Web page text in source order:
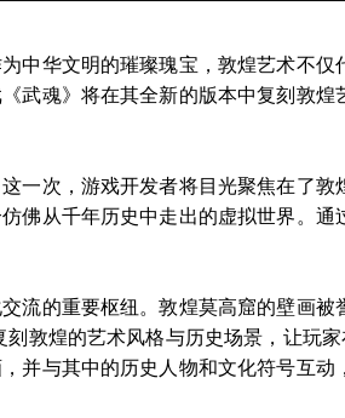
中华文明的璀璨瑰宝，敦煌艺术不仅
武魂》将在其全新的版本中复刻敦煌
一次，游戏开发者将目光聚焦在了敦
佛从千年历史中走出的虚拟世界。通
流的重要枢纽。敦煌莫高窟的壁画被
敦煌的艺术风格与历史场景，让玩家
并与其中的历史人物和文化符号互动